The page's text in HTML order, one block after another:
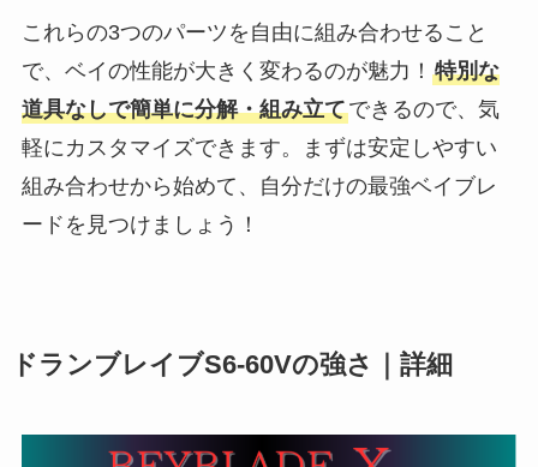
これらの3つのパーツを自由に組み合わせること
で、ベイの性能が大きく変わるのが魅力！ 特別な
道具なしで簡単に分解・組み立てできるので、気
軽にカスタマイズできます。まずは安定しやすい
組み合わせから始めて、自分だけの最強ベイブレ
ードを見つけましょう！
ドランブレイブS6-60Vの強さ｜詳細